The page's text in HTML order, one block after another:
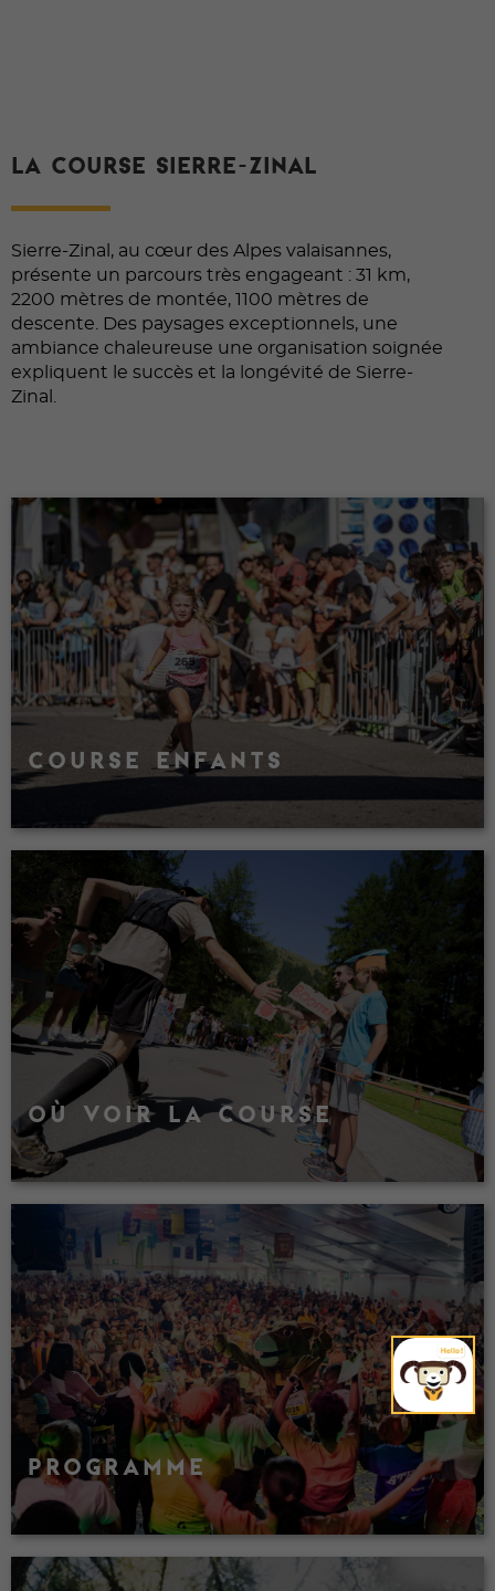
LA COURSE SIERRE-ZINAL
Sierre-Zinal, au cœur des Alpes valaisannes,
présente un parcours très engageant : 31 km,
2200 mètres de montée, 1100 mètres de
descente. Des paysages exceptionnels, une
ambiance chaleureuse une organisation soignée
expliquent le succès et la longévité de Sierre-
Zinal.
COURSE ENFANTS
OÙ VOIR LA COURSE
PROGRAMME